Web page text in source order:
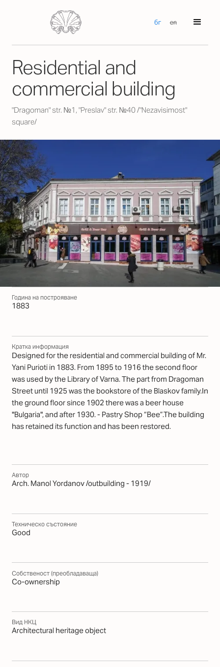
бг en
Residential and
commercial building
"Dragoman" str. №1, "Preslav" str. №40 /"Nezavisimost"
square/
Година на построяване
1883
Кратка информация
Designed for the residential and commercial building of Mr.
Yani Purioti in 1883. From 1895 to 1916 the second floor
was used by the Library of Varna. The part from Dragoman
Street until 1925 was the bookstore of the Blaskov family.In
the ground floor since 1902 there was a beer house
"Bulgaria", and after 1930. - Pastry Shop “Bee”.The building
has retained its function and has been restored.
Автор
Arch. Manol Yordanov /outbuilding - 1919/
Техническо състояние
Good
Собственост (преобладаваща)
Co-ownership
Вид НКЦ
Architectural heritage object